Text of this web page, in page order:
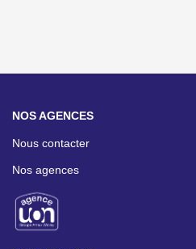
NOS AGENCES
Nous contacter
Nos agences